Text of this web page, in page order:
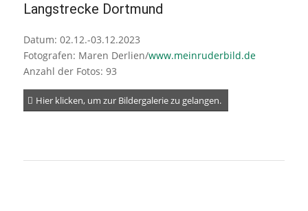
Langstrecke Dortmund
Datum: 02.12.-03.12.2023
Fotografen: Maren Derlien/www.meinruderbild.de
Anzahl der Fotos: 93
Hier klicken, um zur Bildergalerie zu gelangen.